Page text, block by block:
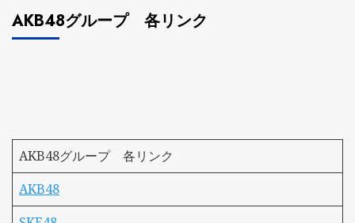
AKB48グループ 各リンク
AKB48グループ 各リンク
AKB48